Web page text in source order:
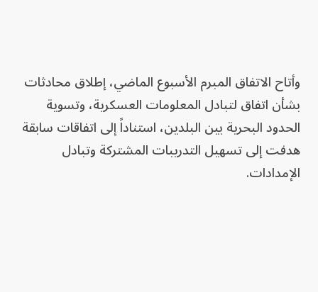
وأتاح الاتفاق المبرم الأسبوع الماضي، إطلاق محادثات
بشأن اتفاق لتبادل المعلومات العسكرية، وتسوية
الحدود البحرية بين البلدين، استناداً إلى اتفاقات سابقة
هدفت إلى تسهيل التدريبات المشتركة وتبادل
الإمدادات.